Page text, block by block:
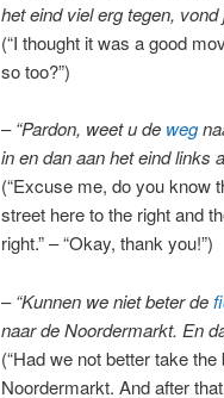
het eind viel erg tegen, vond
(“I thought it was a good
so too?”)
–“Pardon, weet u de weg
in en dan aan het eind links
(“Excuse me, do you know
street here to the right and
right.” – “Okay, thank you!”)
–“Kunnen we niet beter de
naar de Noordermarkt. En
(“Had we not better take
Noordermarkt. And after